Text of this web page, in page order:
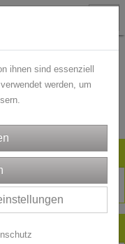
ihnen sind essenziell
werden, um